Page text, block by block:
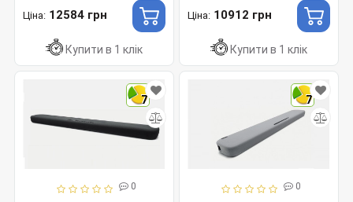
Ціна: 12584 грн
Купити в 1 клік
Ціна: 10912 грн
Купити в 1 клік
7
0
7
0